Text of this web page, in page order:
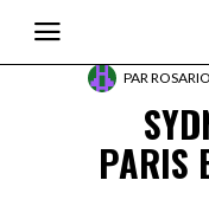
PAR
PARIS